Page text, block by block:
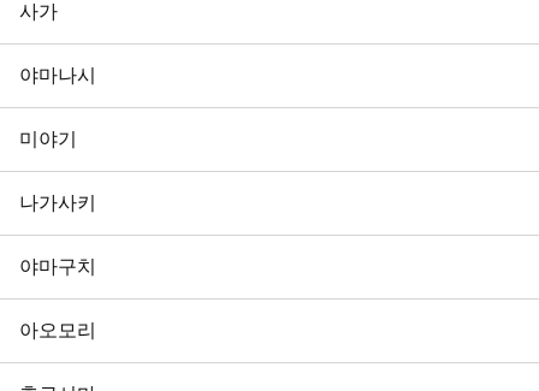
사가
야마나시
미야기
나가사키
야마구치
아오모리